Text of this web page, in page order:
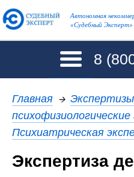
Автономная
«Судебный Эксперт»
8
Главная → Экспертизы
Психиатрическая
Экспертиза